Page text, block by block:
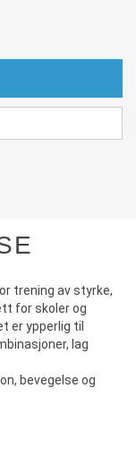
trening av styrke,
for skoler og
er ypperlig til
lag
bevegelse og